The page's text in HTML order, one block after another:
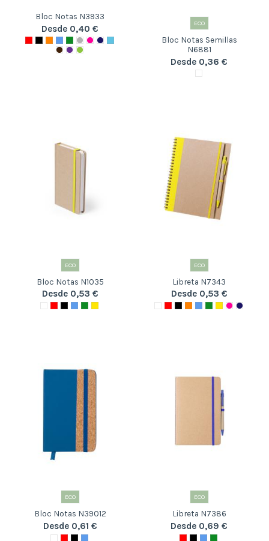
Bloc Notas N3933
Desde 0,40 €
ECO
Bloc Notas Semillas
N6881
Desde 0,36 €
ECO
Bloc Notas N1035
Desde 0,53 €
ECO
Libreta N7343
Desde 0,53 €
ECO
Bloc Notas N39012
Desde 0,61 €
ECO
Libreta N7386
Desde 0,69 €